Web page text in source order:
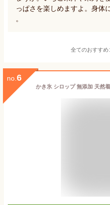
っぱさを楽しめますよ。身体
。
全てのおすすめ
no. 6